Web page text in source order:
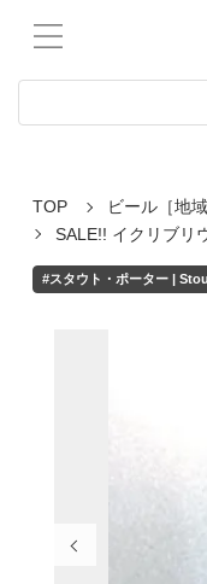
TOP ビール［地
SALE!! イクリブリ
#スタウト・ポーター |